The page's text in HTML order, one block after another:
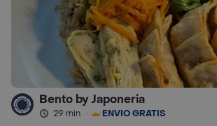
Bento by Japoneria
29 min · ENVÍO GRATIS